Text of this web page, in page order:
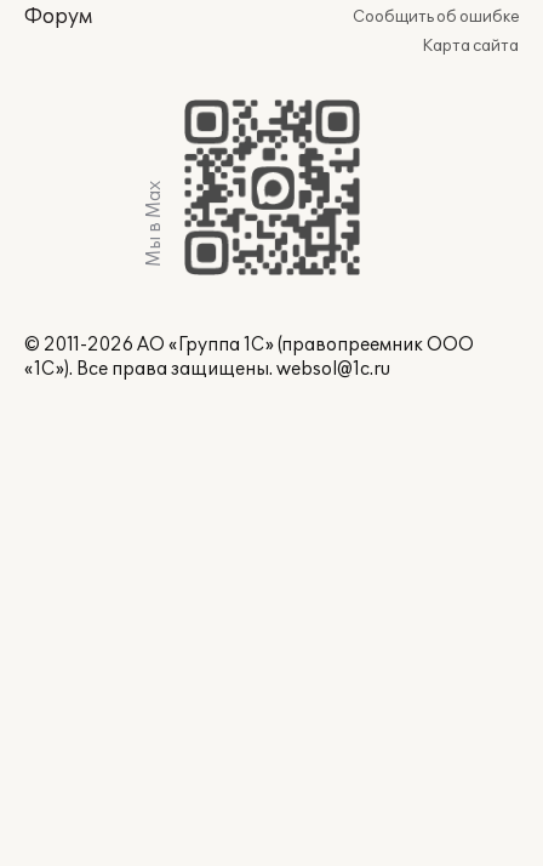
Форум
Сообщить об ошибке
Карта сайта
Мы в Max
© 2011-2026 АО «Группа 1С» (правопреемник ООО
«1С»). Все права защищены. websol@1c.ru